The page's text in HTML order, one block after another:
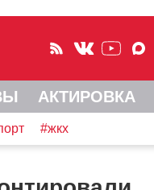
АКТИРОВКА
#жкх